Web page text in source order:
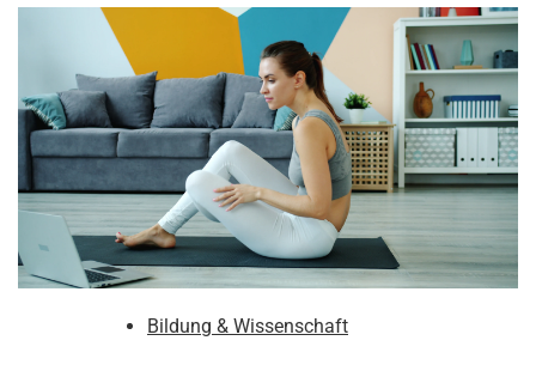
Bildung & Wissenschaft